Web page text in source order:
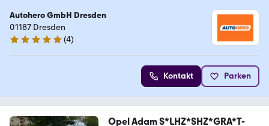
Autohero GmbH Dresden
01187 Dresden
5 Sterne
(4)
Kontakt Parken
Opel Adam S*LHZ*SHZ*GRA*T-